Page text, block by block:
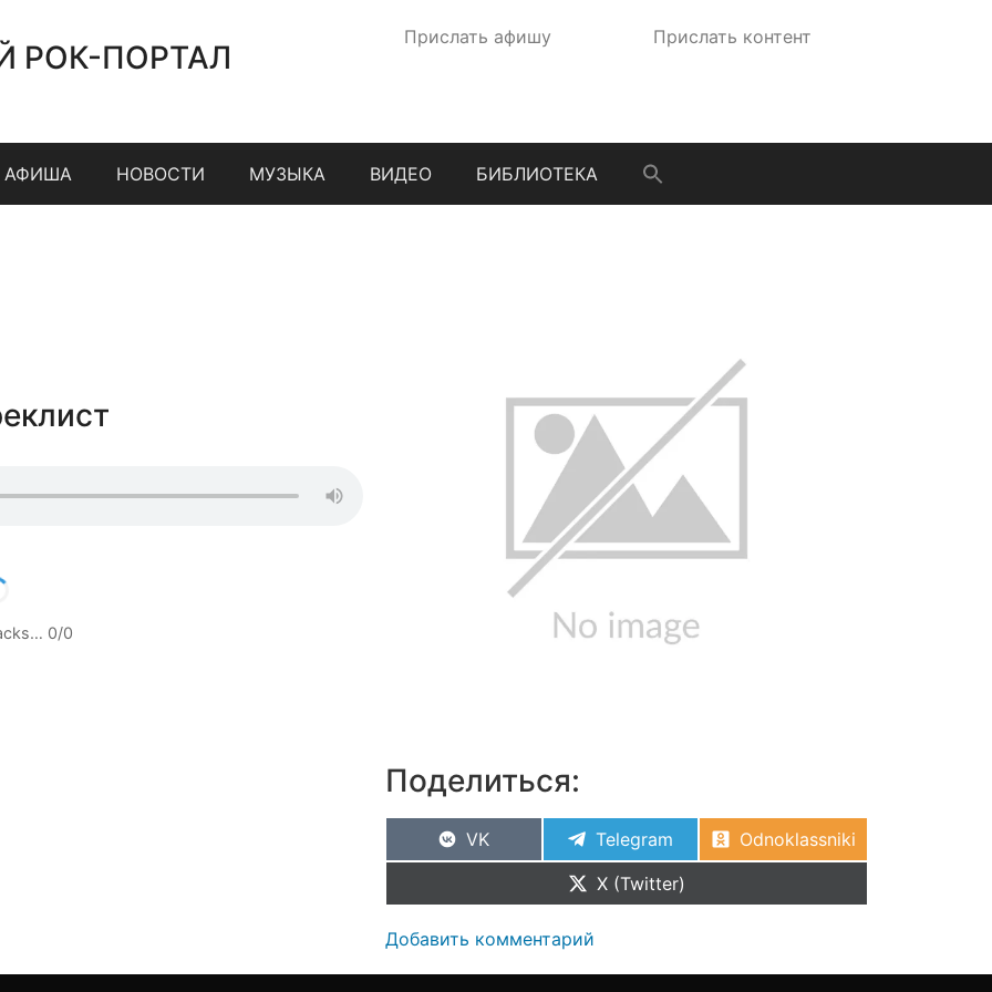
РОК-ПОРТАЛ
Прислать афишу Прислать контент
АФИША НОВОСТИ МУЗЫКА ВИДЕО БИБЛИОТЕКА
0/0
Поделиться:
VK Telegram
Odnoklassniki
X (Twitter)
Добавить комментарий